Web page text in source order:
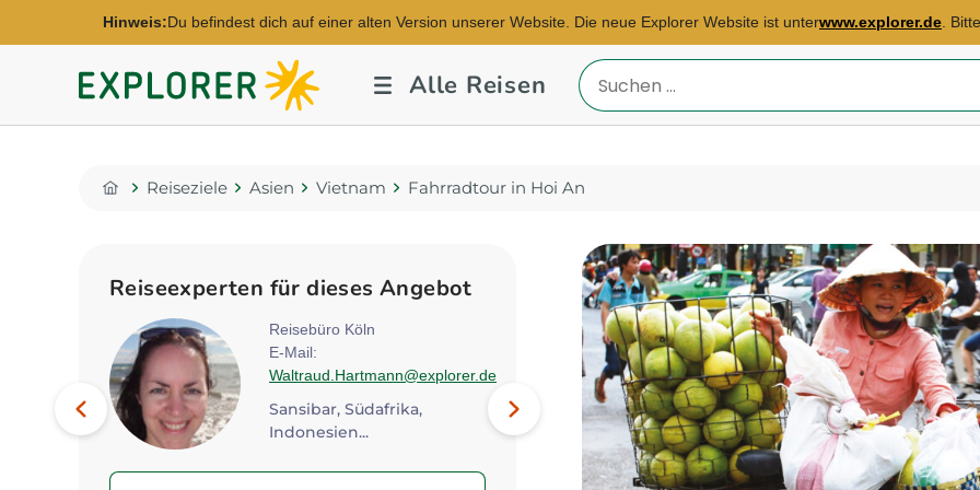
Hinweis:Du befindest dich auf einer alten Version unserer Website. Die neue Explorer Website ist unterwww.explorer.de .
Explorer
Fernreisen
Alle Reisen
Reiseland
eingeben
Home
Reiseziele Asien Vietnam Fahrradtour in Hoi An
Reiseexperten für dieses Angebot
Südafrika, China, Thailand...
Reisebüro Köln
E-Mail:
Waltraud.Hartmann@explorer.de
Sansibar, Südafrika,
Indonesien...
Reisebüro Nürnberg
E-Mail:
michael.schuldt@explorer.de
Namibia, Simbabwe,
Südafrika...
Nächstes
Bild